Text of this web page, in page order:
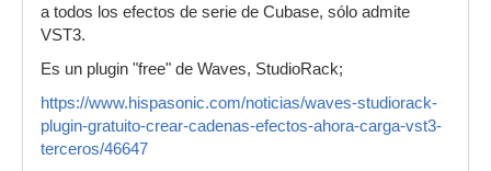
a todos los efectos de serie de Cubase, sólo admite
VST3.
Es un plugin "free" de Waves, StudioRack;
https://www.hispasonic.com/noticias/waves-studiorack-
plugin-gratuito-crear-cadenas-efectos-ahora-carga-vst3-
terceros/46647